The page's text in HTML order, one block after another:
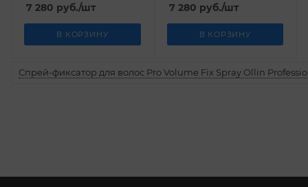
7 280 руб./шт
В КОРЗИНУ
7 280 руб./шт
В КОРЗИНУ
Спрей-фиксатор для волос Pro Volume Fix Spray Ollin